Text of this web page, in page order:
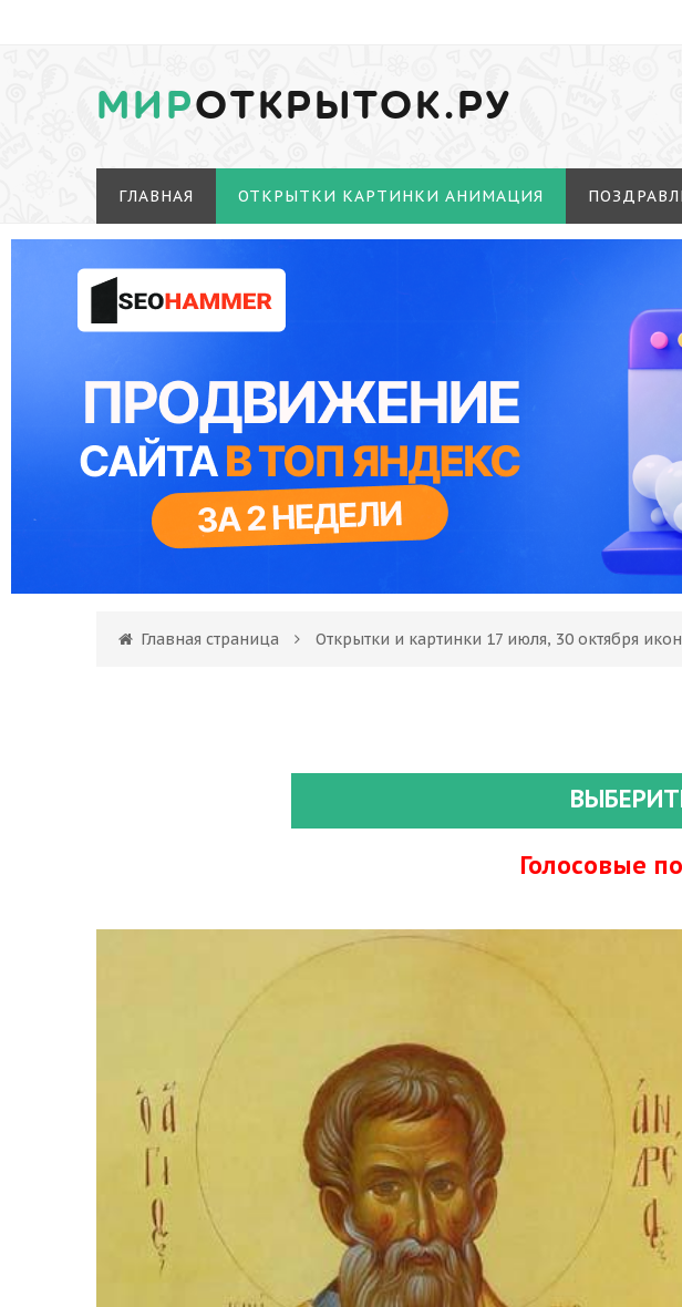
МИРОТКРЫТОК.РУ
ГЛАВНАЯ ОТКРЫТКИ КАРТИНКИ АНИМАЦИЯ
Главная страница Открытки и картинки 17 июля, 30 октября
Голосовые